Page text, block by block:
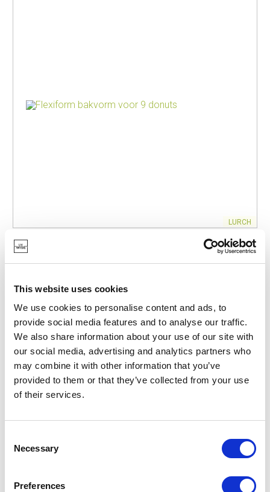
This website uses cookies
We use cookies to personalise content and ads, to
provide social media features and to analyse our traffic.
We also share information about your use of our site with
our social media, advertising and analytics partners who
may combine it with other information that you’ve
provided to them or that they’ve collected from your use
of their services.
Selection
Necessary
Preferences
LURCH
85094 BAKVORMEN
FLEXIFORM BAKVORM VOOR 9 DONUTS
€ 18,95